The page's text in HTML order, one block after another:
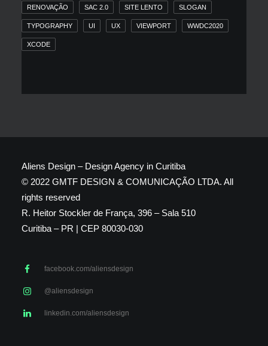
RENOVAÇÃO SAC 2.0 SITE LENTO SLOGAN
TYPOGRAPHY UI UX VIEWPORT WWDC2020
XCODE
Aliens Design – Design Agency in Curitiba
© 2022 GMTF DESIGN & COMUNICAÇÃO LTDA. All
rights reserved
R. Heitor Stockler de França, 396 – Sala 510
Curitiba – PR | CEP 80030-030
facebook.com/aliensdesign
@aliensdesign
linkedin.com/aliensdesign